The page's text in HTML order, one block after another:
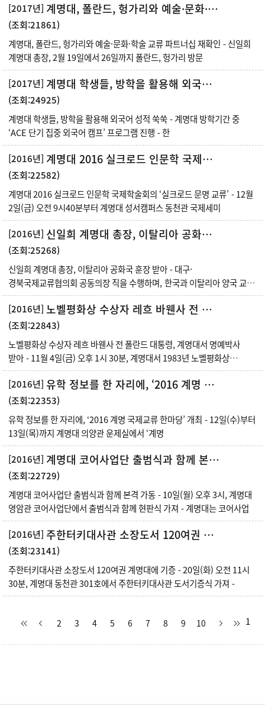
[2017년] 계명대, 폴란드, 헝가리와 예술·문화·학술 교류 파트너십 재확인
(조회:21861)
계명대, 폴란드, 헝가리와 예술·문화·학술 교류 파트너십 재확인 - 신일희
계명대 총장, 2월 19일에서 26일까지 폴란드, 헝가리 방문
[2017년] 계명대 학생들, 방학을 활용해 외국어 성적 쑥쑥
(조회:24925)
계명대 학생들, 방학을 활용해 외국어 성적 쑥쑥 - 계명대 방학기간 중
‘ACE 단기 집중 외국어 캠프’ 프로그램 진행 - 한
[2016년] 계명대 2016 실크로드 인문학 국제학술회의 ‘실크로드 문명 교류’
(조회:22582)
계명대 2016 실크로드 인문학 국제학술회의 ‘실크로드 문명 교류’ - 12월
2일(금) 오전 9시40분부터 계명대 성서캠퍼스 동천관 국제세미
[2016년] 신일희 계명대 총장, 이탈리아 공화국 훈장 받아
(조회:25268)
신일희 계명대 총장, 이탈리아 공화국 훈장 받아 - 대구·
경북국제교류협의회 공동의장 직을 수행하며, 한국과 이탈리아 양국 교류
활성화 공로
[2016년]
노벨평화상 수상자 레흐 바웬사 전 폴란드 대통령, 계명대서 명예박사 받아
(조회:22843)
노벨평화상 수상자 레흐 바웬사 전 폴란드 대통령, 계명대서 명예박사
받아 - 11월 4일(금) 오후 1시 30분, 계명대서 1983년 노벨평화상
수상자이자
[2016년]
유학 정보를 한 자리에, ‘2016 계명 국제교류 한마당’ 개최
(조회:22353)
유학 정보를 한 자리에, ‘2016 계명 국제교류 한마당’ 개최 - 12일(수)부터
13일(목)까지 계명대 의양관 운제실에서 ‘계명
[2016년] 계명대 코어사업단 출범식과 함께 본격 가동
(조회:22729)
계명대 코어사업단 출범식과 함께 본격 가동 - 10일(월) 오후 3시, 계명대
영암관 코어사업단에서 출범식과 함께 현판식 가져 - 계명대는 코어사업
[2016년] 주한터키대사관 소장도서 120여권 계명대에 기증
(조회:23141)
주한터키대사관 소장도서 120여권 계명대에 기증 - 20일(화) 오전 11시
30분, 계명대 동천관 301호에서 주한터키대사관 도서기증식 가져 -
1
2 3 4 5 6 7 8 9 10